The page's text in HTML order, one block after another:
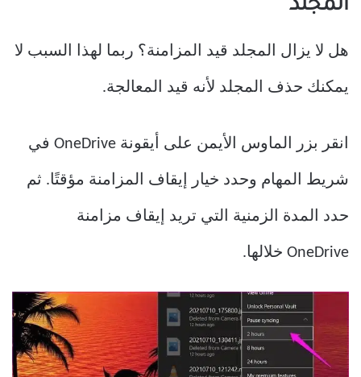
المجلد
هل لا يزال المجلد قيد المزامنة؟ ربما لهذا السبب لا
يمكنك حذف المجلد لأنه قيد المعالجة.
انقر بزر الماوس الأيمن على أيقونة OneDrive في
شريط المهام وحدد خيار إيقاف المزامنة مؤقتًا. ثم
حدد المدة الزمنية التي تريد إيقاف مزامنة
OneDrive خلالها.